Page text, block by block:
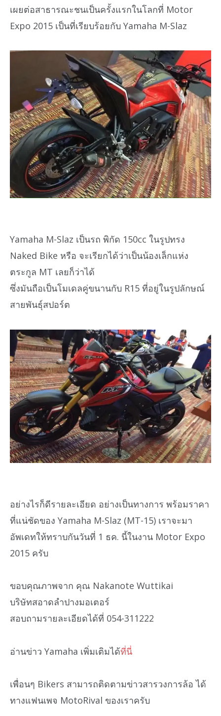
เผยต่อสาธารณะชนเป็นครั้งแรกในโลกที่ Motor
Expo 2015 เป็นที่เรียบร้อยกับ Yamaha M-Slaz
Yamaha M-Slaz เป็นรถ พิกัด 150cc ในรูปทรง
Naked Bike หรือ จะเรียกได้ว่าเป็นน้องเล็กแห่ง
ตระกูล MT เลยก็ว่าได้
ซึ่งมันถือเป็นโมเดลคู่ขนานกับ R15 ที่อยู่ในรูปลักษณ์
สายพันธุ์สปอร์ต
อย่างไรก็ดีรายละเอียด อย่างเป็นทางการ พร้อมราคา
ที่แน่ชัดของ Yamaha M-Slaz (MT-15) เราจะมา
อัพเดทให้ทราบกันวันที่ 1 ธค. นี้ในงาน Motor Expo
2015 ครับ
ขอบคุณภาพจาก คุณ Nakanote Wuttikai
บริษัทสอาดลำปางมอเตอร์
สอบถามรายละเอียดได้ที่ 054-311222
อ่านข่าว Yamaha เพิ่มเติมได้ที่นี่
เพื่อนๆ Bikers สามารถติดตามข่าวสารวงการล้อ ได้
ทางแฟนเพจ MotoRival ของเราครับ